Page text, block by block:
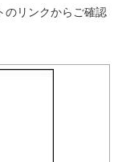
のリンクからご確認